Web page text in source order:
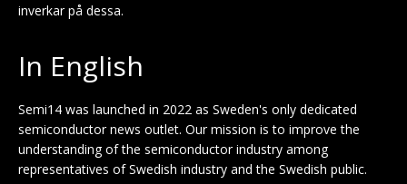
inverkar på dessa.
In English
Semi14 was launched in 2022 as Sweden's only dedicated
semiconductor news outlet. Our mission is to improve the
understanding of the semiconductor industry among
representatives of Swedish industry and the Swedish public.